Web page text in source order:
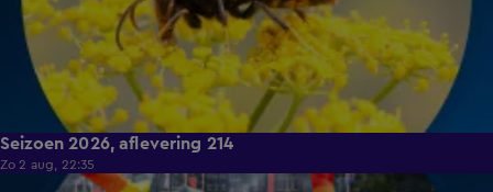
Seizoen 2026, aflevering 214
Zo 2 aug, 22:35